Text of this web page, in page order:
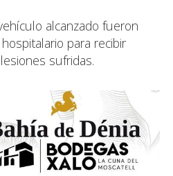
alcanzado fueron
para recibir
sufridas.